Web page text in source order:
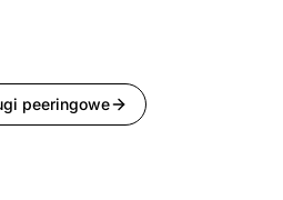
peeringowe